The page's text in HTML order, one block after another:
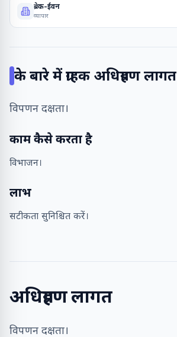
ब्रेक-ईवन
व्यापार
के बारे में ग्राहक अधिग्रहण
विपणन दक्षता।
काम कैसे करता है
विभाजन।
लाभ
सटीकता सुनिश्चित करें।
अधिग्रहण लागत
विपणन दक्षता।